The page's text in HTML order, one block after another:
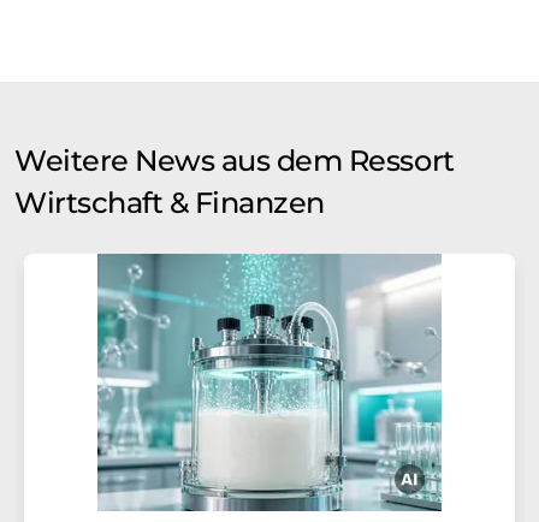
Weitere News aus dem Ressort
Wirtschaft & Finanzen